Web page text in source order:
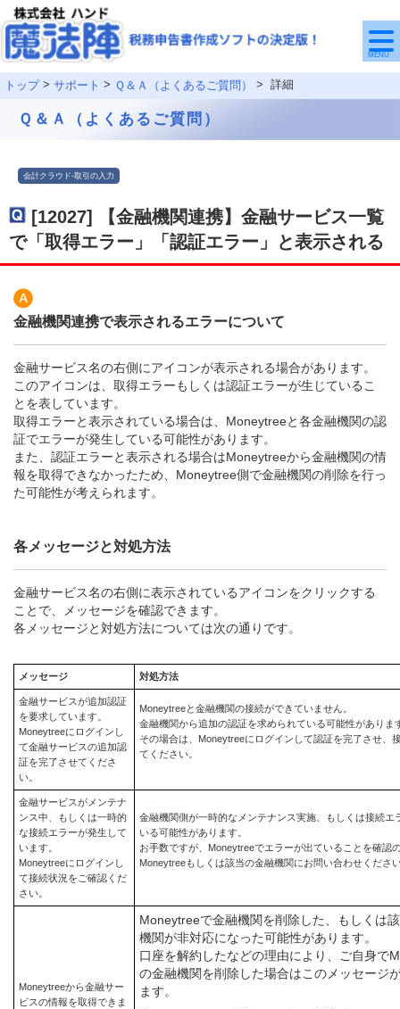
MENU
トップ> サポート > Ｑ＆Ａ（よくあるご質問） > 詳細
Ｑ＆Ａ（よくあるご質問）
会計クラウド-取引の入力
[12027]
【金融機関連携】金融サービス一覧
で「取得エラー」「認証エラー」と表示される
金融機関連携で表示されるエラーについて
金融サービス名の右側にアイコンが表示される場合があります。
このアイコンは、取得エラーもしくは認証エラーが生じているこ
とを表しています。
取得エラーと表示されている場合は、Moneytreeと各金融機関の認
証でエラーが発生している可能性があります。
また、認証エラーと表示される場合はMoneytreeから金融機関の情
報を取得できなかったため、Moneytree側で金融機関の削除を行っ
た可能性が考えられます。
各メッセージと対処方法
金融サービス名の右側に表示されているアイコンをクリックする
ことで、メッセージを確認できます。
各メッセージと対処方法については次の通りです。
メッセージ 対処方法
金融サービスが追加認証
を要求しています。
Moneytreeにログインし
て金融サービスの追加認
証を完了させてくださ
い。
Moneytreeと金融機関の接続ができていません。
金融機関から追加の認証を求められている可能性がありま
その場合は、Moneytreeにログインして認証を完了させ、
てください。
金融サービスがメンテナ
ンス中、もしくは一時的
な接続エラーが発生して
います。
Moneytreeにログインし
て接続状況をご確認くだ
さい。
金融機関側が一時的なメンテナンス実施、もしくは接続エ
いる可能性があります。
お手数ですが、Moneytreeでエラーが出ていることを確認
Moneytreeもしくは該当の金融機関にお問い合わせくださ
Moneytreeから金融サー
ビスの情報を取得できま
Moneytreeで金融機関を削除した、もしくは
機関が非対応になった可能性があります。
口座を解約したなどの理由により、ご自身で
の金融機関を削除した場合はこのメッセージ
ます。